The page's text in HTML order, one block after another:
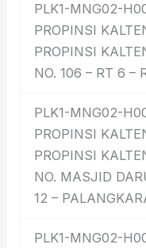
PLK1-MNG02-
PROPINSI
PROPINSI
NO. 106 – RT 6 –
PLK1-MNG02-
PROPINSI
PROPINSI
NO. MASJID
12 –
PLK1-MNG02-